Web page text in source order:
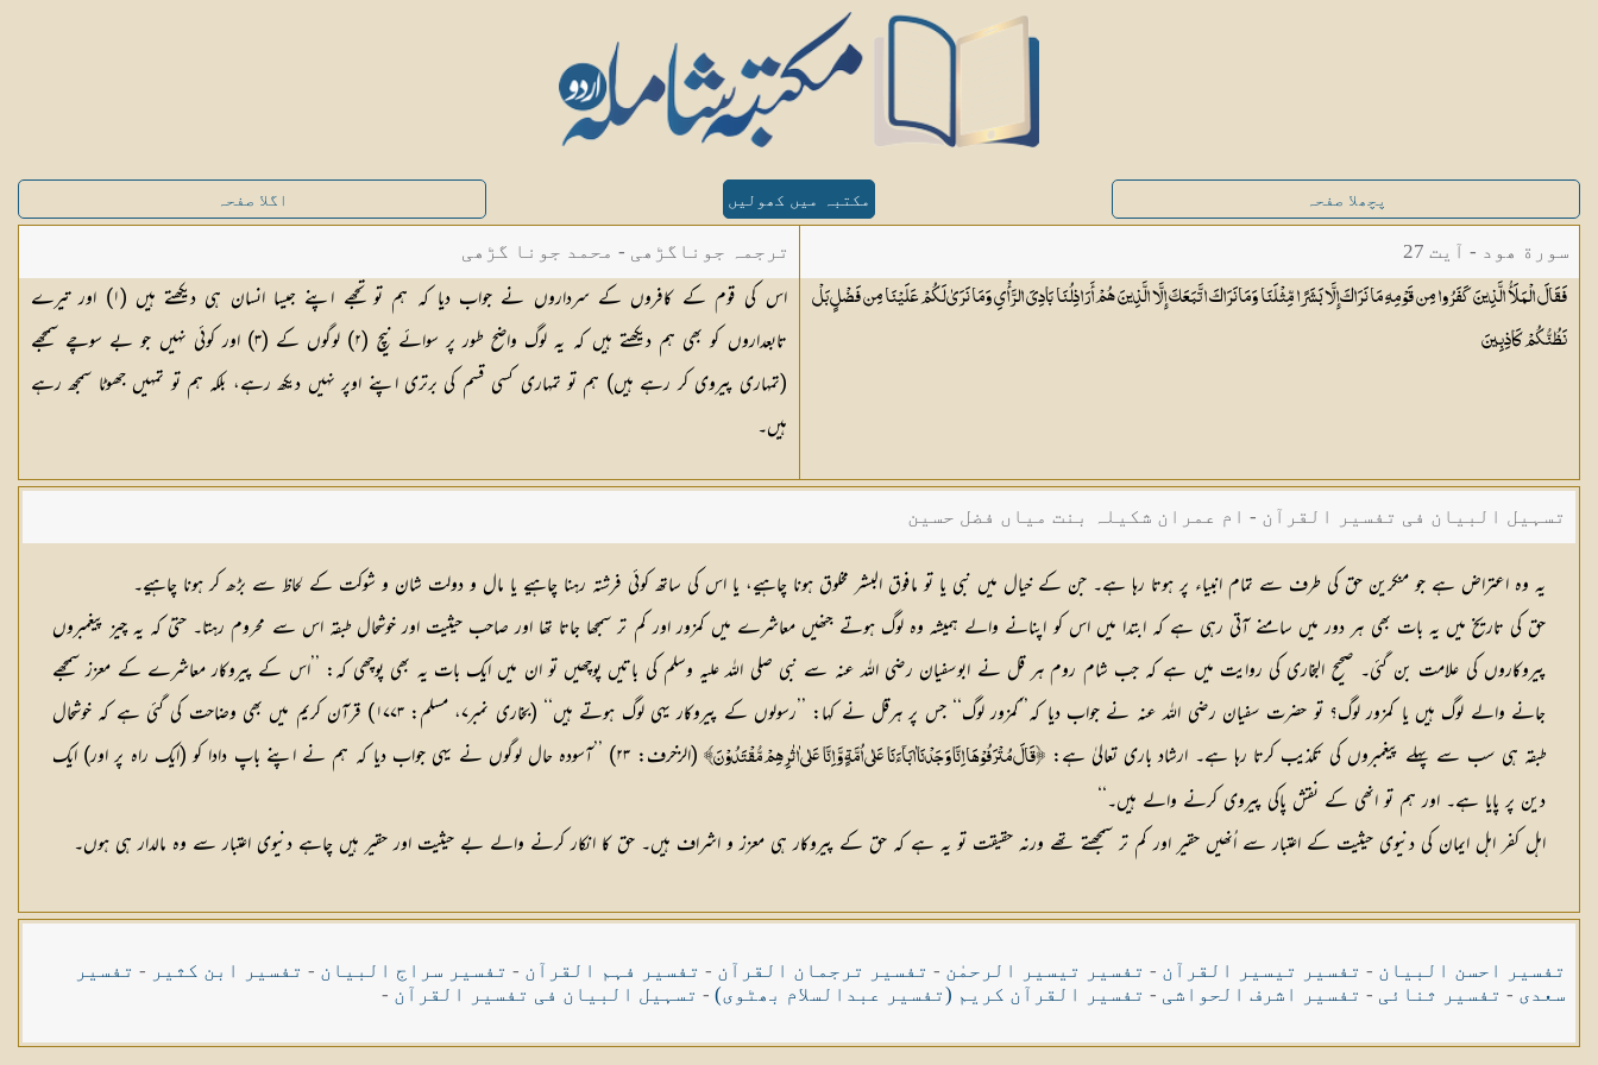
پچھلا صفحہ مکتبہ میں کھولیں اگلا صفحہ
سورة ھود - آیت 27
فَقَالَ الْمَلَأُ الَّذِينَ كَفَرُوا مِن قَوْمِهِ مَا نَرَاكَ إِلَّا بَشَرًا مِّثْلَنَا وَمَا نَرَاكَ اتَّبَعَكَ إِلَّا الَّذِينَ هُمْ أَرَاذِلُنَا بَادِيَ الرَّأْيِ وَمَا نَرَىٰ لَكُمْ عَلَيْنَا مِن فَضْلٍ بَلْ
نَظُنُّكُمْكَاذِبِينَ
ترجمہ جوناگڑھی - محمد جونا گڑھی
اس کی قوم کے کافروں کے سرداروں نے جواب دیا کہ ہم تو تجھے اپنے جیسا انسان ہی دیکھتے ہیں (١) اور تیرے
تابعداروں کو بھی ہم دیکھتے ہیں کہ یہ لوگ واضح طور پر سوائے نیچ (٢) لوگوں کے (٣) اور کوئی نہیں جو بے سوچے سمجھے
(تمہاری پیروی کر رہے ہیں) ہم تو تمہاری کسی قسم کی برتری اپنے اوپر نہیں دیکھ رہے، بلکہ ہم تو تمہیں جھوٹا سمجھ رہے
ہیں۔
تسہیل البیان فی تفسیر القرآن - ام عمران شکیلہ بنت میاں فضل حسین
یہ وہ اعتراض ہے جو منکرین حق کی طرف سے تمام انبیاء پر ہوتا رہا ہے۔ جن کے خیال میں نبی یا تو مافوق البشر مخلوق ہونا چاہیے، یا اس کی ساتھ کوئی فرشتہ رہنا چاہیے یا مال و دولت شان و شوکت کے لحاظ سے بڑھ کر ہونا چاہیے۔
حق کی تاریخ میں یہ بات بھی ہر دور میں سامنے آتی رہی ہے کہ ابتدا میں اس کو اپنانے والے ہمیشہ وہ لوگ ہوتے جنھیں معاشرے میں کمزور اور کم تر سمجھا جاتا تھا اور صاحب حیثیت اور خوشحال طبقہ اس سے محروم رہتا۔ حتیٰ کہ یہ چیز پیغمبروں
پیروکاروں کی علامت بن گئی۔ صحیح البخاری کی روایت میں ہے کہ جب شام روم ہر قل نے ابوسفیان رضی اللہ عنہ سے نبی صلی اللہ علیہ وسلم کی باتیں پوچھیں تو ان میں ایک بات یہ بھی پوچھی کہ: ’’اس کے پیروکار معاشرے کے معزز سمجھے
جانے والے لوگ ہیں یا کمزور لوگ؟ تو حضرت سفیان رضی اللہ عنہ نے جواب دیا کہ’’کمزور لوگ‘‘ جس پر ہرقل نے کہا: ’’رسولوں کے پیروکار یہی لوگ ہوتے ہیں‘‘ (بخاری نمبر۷، مسلم: ۱۷۷۳) قرآن کریم میں بھی وضاحت کی گئی ہے کہ خوشحال
طبقہ ہی سب سے پہلے پیغمبروں کی تکذیب کرتا رہا ہے۔ ارشاد باری تعالیٰ ہے: ﴿قَالَ مُتْرَفُوْهَا اِنَّا وَجَدْنَا اٰبَآءَنَا عَلٰى اُمَّةٍ وَّ اِنَّا عَلٰى اٰثٰرِهِمْ مُّقْتَدُوْنَ﴾
(الزخرف: ۲۳) ’’آسودہ حال لوگوں نے یہی جواب دیا کہ ہم نے اپنے باپ دادا کو (ایک راہ پر اور) ایک
دین پر پایا ہے۔ اور ہم تو انھی کے نقش پاکی پیروی کرنے والے ہیں۔‘‘
اہل کفر اہل ایمان کی دنیوی حیثیت کے اعتبار سے اُنھیں حقیر اور کم تر سمجھتے تھے ورنہ حقیقت تو یہ ہے کہ حق کے پیروکار ہی معزز و اشراف ہیں۔ حق کا انکار کرنے والے بے حیثیت اور حقیر ہیں چاہے دنیوی اعتبار سے وہ مالدار ہی ہوں۔
تفسیر احسن البیان - تفسیر تیسیر القرآن - تفسیر تیسیر الرحمٰن - تفسیر ترجمان القرآن - تفسیر فہم القرآن - تفسیر سراج البیان - تفسیر ابن کثیر - تفسیر
سعدی - تفسیر ثنائی - تفسیر اشرف الحواشی - تفسیر القرآن کریم (تفسیر عبدالسلام بھٹوی) - تسہیل البیان فی تفسیر القرآن -